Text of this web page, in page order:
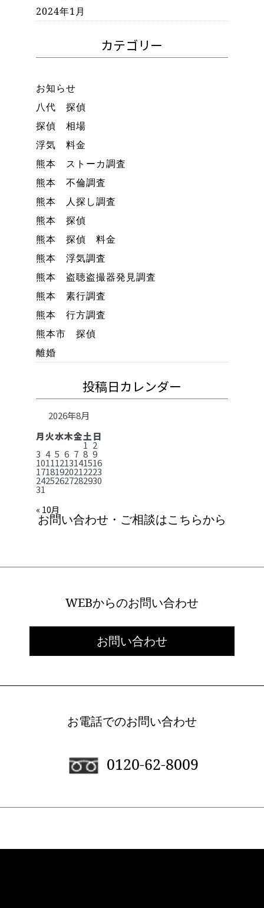
2024年1月
カテゴリー
お知らせ
八代 探偵
探偵 相場
浮気 料金
熊本 ストーカ調査
熊本 不倫調査
熊本 人探し調査
熊本 探偵
熊本 探偵 料金
熊本 浮気調査
熊本 盗聴盗撮器発見調査
熊本 素行調査
熊本 行方調査
熊本市 探偵
離婚
投稿日カレンダー
2026年8月
月火水木金土日
1 2
3 4 5 6 7 8 9
10111213141516
17181920212223
24252627282930
31
« 10月
お問い合わせ・ご相談はこちらから
WEBからのお問い合わせ
お問い合わせ
お電話でのお問い合わせ
0120-62-8009